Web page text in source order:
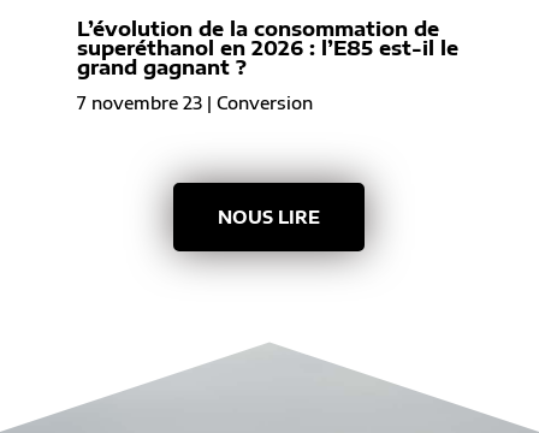
L’évolution de la consommation de
superéthanol en 2026 : l’E85 est-il le
grand gagnant ?
7 novembre 23| Conversion
NOUS LIRE